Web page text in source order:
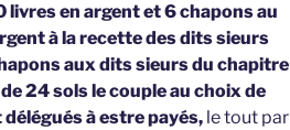
livres en argent et 6 chapons au
à la recette des dits sieurs
aux dits sieurs du chapitre
24 sols le couple au choix de
à estre payés, le tout par